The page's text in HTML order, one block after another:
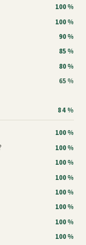
100 %
100 %
90 %
85 %
80 %
65 %
84 %
100 %
100 %
100 %
100 %
100 %
100 %
100 %
100 %